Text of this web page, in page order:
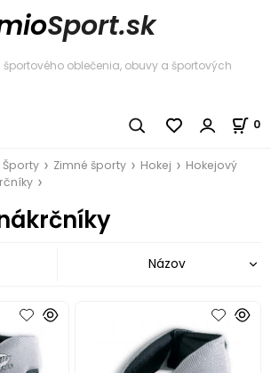
Sport.sk
športového oblečenia, obuvy a športových
0
Športy Zimné športy Hokej
Hokejový